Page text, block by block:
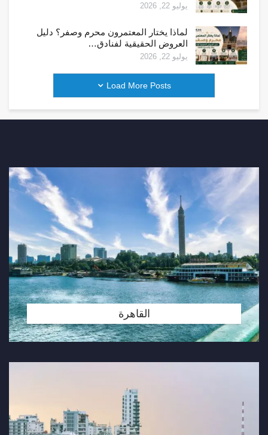
يوليو 22, 2026
لماذا يختار المعتمرون محرم وصفر؟ دليل
العروض الحقيقية لفنادق…
يوليو 22, 2026
Load More Posts
القاهرة